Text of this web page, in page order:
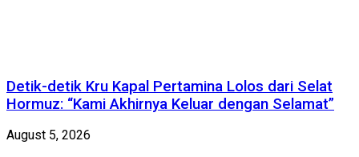
Detik-detik Kru Kapal Pertamina Lolos dari Selat
Hormuz: “Kami Akhirnya Keluar dengan Selamat”
August 5, 2026